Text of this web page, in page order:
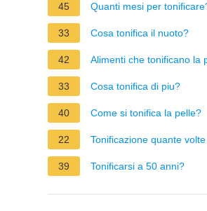
45 Quanti mesi per
33 Cosa tonifica il nuoto?
42 Alimenti che tonificano la
33 Cosa tonifica di piu?
40 Come si tonifica la pelle?
22 Tonificazione quante
39 Tonificarsi a 50 anni?